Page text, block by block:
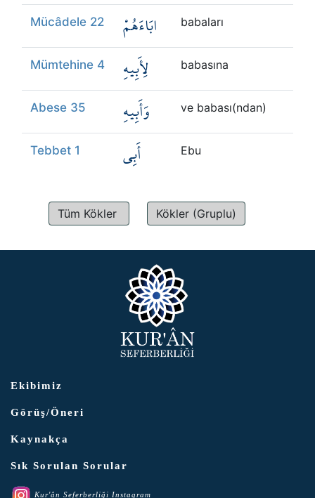
Mücâdele 22 ابَاءَهُمْ babaları
Mümtehine 4 لِأَبِيهِ babasına
Abese 35 وَأَبِيهِ ve babası(ndan)
Tebbet 1 أَبِي Ebu
Tüm Kökler Kökler (Gruplu)
Ekibimiz
Görüş/Öneri
Kaynakça
Sık Sorulan Sorular
Kur'ân Seferberliği Instagram